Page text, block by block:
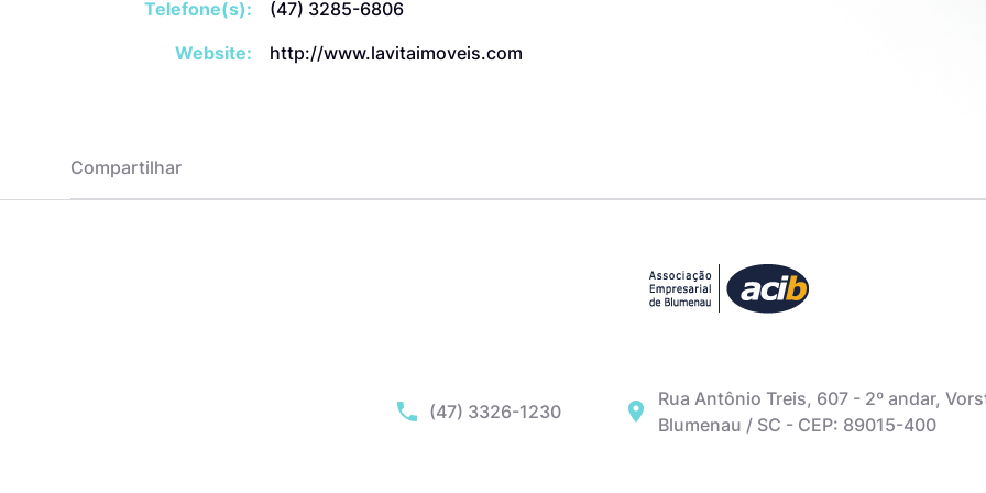
Telefone(s):
(47) 3285-6806
Website:
http://www.lavitaimoveis.com
Compartilhar
(47) 3326-1230
Rua Antônio Treis, 607 - 2º andar,
Blumenau / SC - CEP: 89015-400